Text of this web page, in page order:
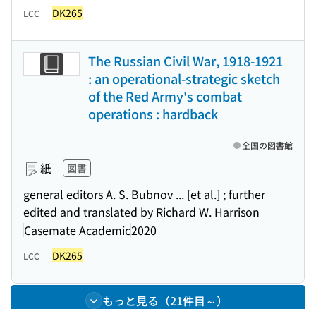
LCC DK265
The Russian Civil War, 1918-1921
: an operational-strategic sketch
of the Red Army's combat
operations : hardback
紙 図書
general editors A. S. Bubnov ... [et al.] ; further
edited and translated by Richard W. Harrison
Casemate Academic2020
全国の図書館
LCC DK265
もっと見る（21件目～）